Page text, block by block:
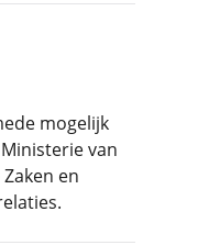
mogelijk
van
en